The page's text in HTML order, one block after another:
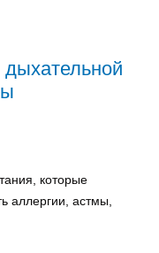
которые
аллергии, астмы,